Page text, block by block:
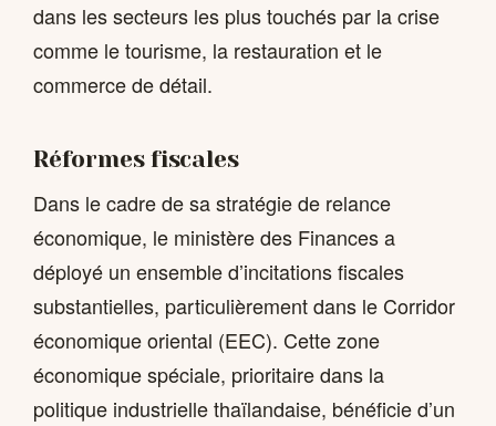
dans les secteurs les plus touchés par la crise
comme le tourisme, la restauration et le
commerce de détail.
Réformes fiscales
Dans le cadre de sa stratégie de relance
économique, le ministère des Finances a
déployé un ensemble d’incitations fiscales
substantielles, particulièrement dans le Corridor
économique oriental (EEC). Cette zone
économique spéciale, prioritaire dans la
politique industrielle thaïlandaise, bénéficie d’un